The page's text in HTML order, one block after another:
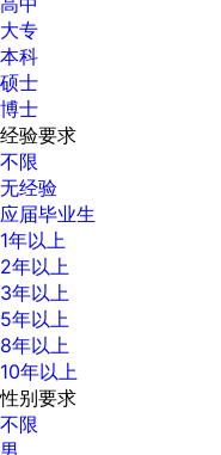
大专
本科
硕士
博士
经验要求
不限
无经验
应届毕业生
1年以上
2年以上
3年以上
5年以上
8年以上
10年以上
性别要求
不限